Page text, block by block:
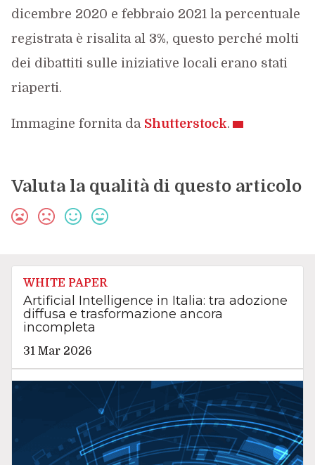
dicembre 2020 e febbraio 2021 la percentuale
registrata è risalita al 3%, questo perché molti
dei dibattiti sulle iniziative locali erano stati
riaperti.
Immagine fornita da Shutterstock.
Valuta la qualità di questo articolo
WHITE PAPER
Artificial Intelligence in Italia: tra adozione
diffusa e trasformazione ancora
incompleta
31 Mar 2026